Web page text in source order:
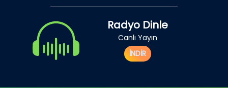
Radyo Dinle
Canlı Yayın
İNDİR